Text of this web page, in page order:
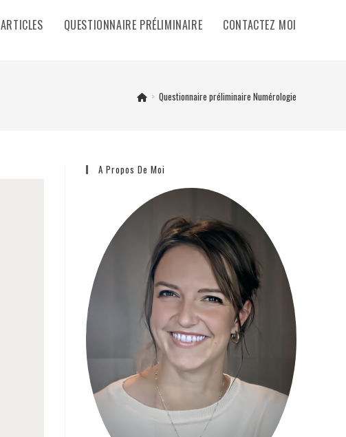
ARTICLES QUESTIONNAIRE PRÉLIMINAIRE CONTACTEZ MOI
> Questionnaire préliminaire Numérologie
A Propos De Moi